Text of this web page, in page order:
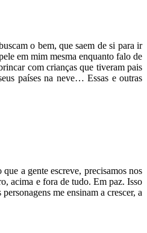
o bem, que saem de si para ir
em mim mesma enquanto falo de
com crianças que tiveram pais
países na neve… Essas e outras
a gente escreve, precisamos nos
acima e fora de tudo. Em paz. Isso
me ensinam a crescer, a